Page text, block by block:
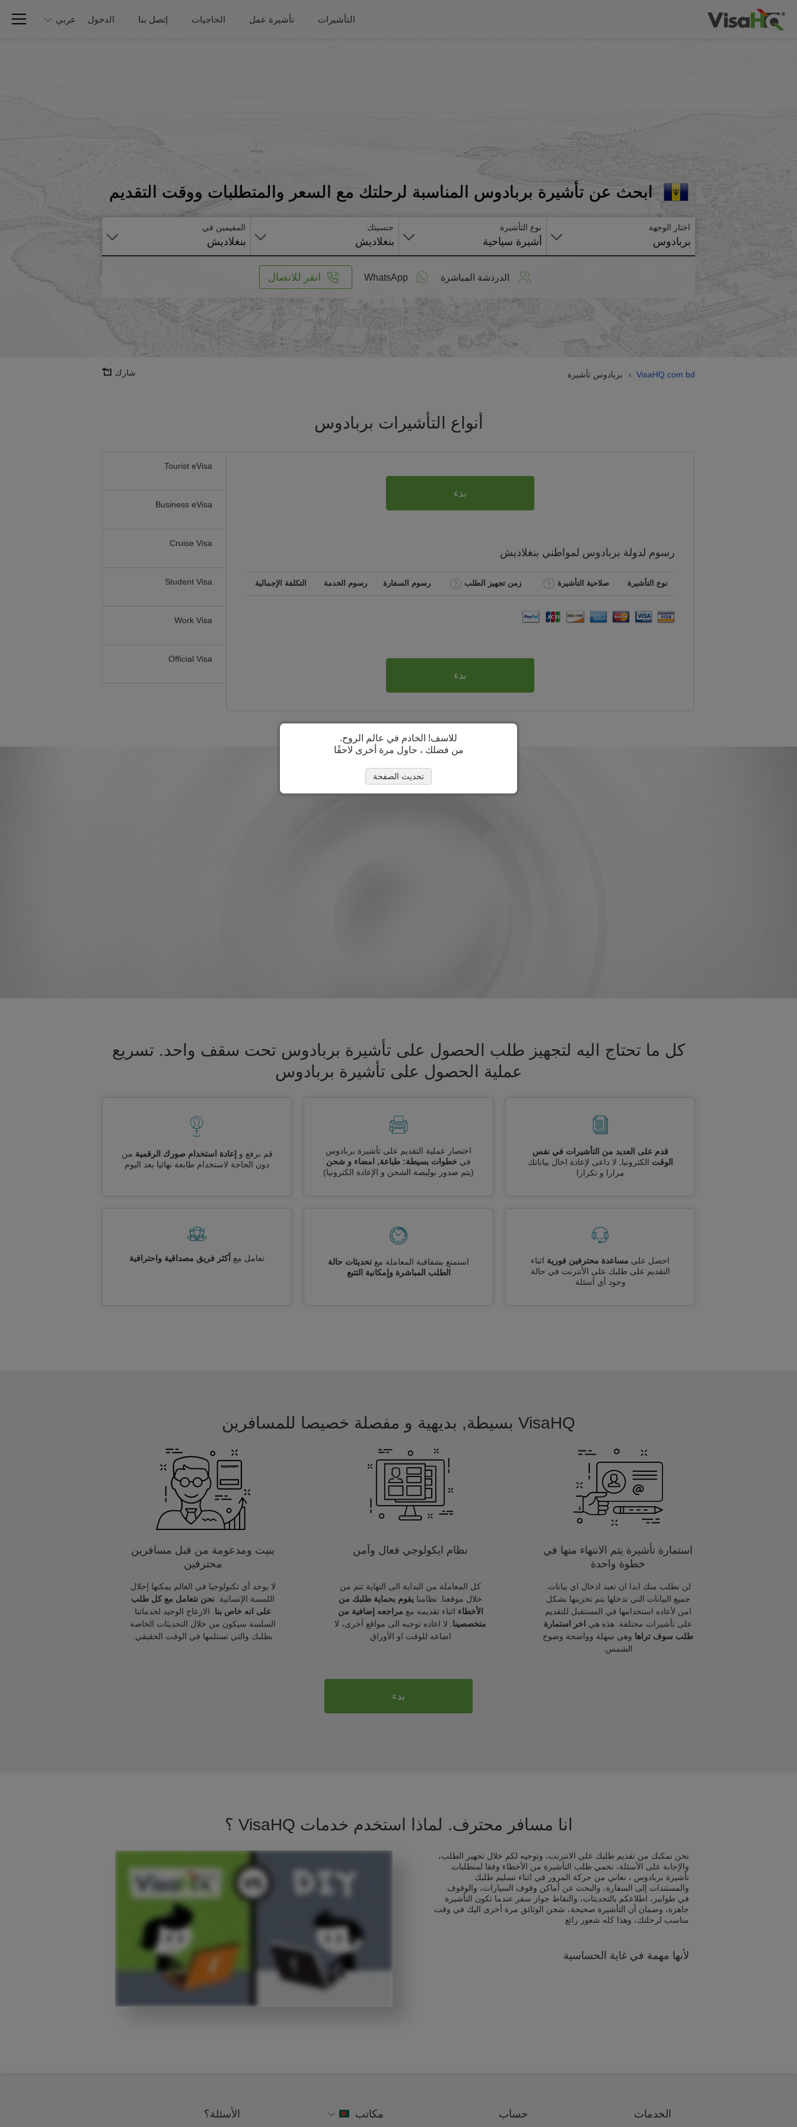
التأشيرات تأشيرة عمل الحاجيات إتصل بنا الدخول عربي
ابحث عن تأشيرة بربادوس المناسبة لرحلتك مع السعر والمتطلبات ووقت التقديم
اختار الوجهة
بربادوس
نوع التأشيرة
أشيرة سياحية
جنسيتك
بنغلاديش
المقيمين في
بنغلاديش
الدردشة المباشرة WhatsApp انقر للاتصال
VisaHQ.com.bd
› بربادوس تأشيرة شارك
أنواع التأشيرات بربادوس
Tourist eVisa
Business eVisa
Cruise Visa
Student Visa
Work Visa
Official Visa
بدء
رسوم لدولة بربادوس لمواطني بنغلاديش
نوع التأشيرة صلاحية التأشيرة زمن تجهيز الطلب رسوم السفارة رسوم الخدمة التكلفة الإجمالية
بدء
كل ما تحتاج اليه لتجهيز طلب الحصول على تأشيرة بربادوس تحت سقف واحد. تسريع
عملية الحصول على تأشيرة بربادوس
قدم على العديد من التأشيرات في نفس
الوقت الكترونيا, لا داعى لإعادة اخال بياناتك
مرارا و تكرارا
اختصار عملية التقديم على تأشيرة بربادوس
في خطوات بسيطة: طباعة, امضاء و شحن
(يتم صدور بوليصة الشحن و الإعادة الكترونيا)
قم برفع و إعادة استخدام صورك الرقمية من
دون الحاجة لاستخدام طابعة نهائيا بعد اليوم
احصل على مساعدة محترفين فورية اثناء
التقديم على طلبك على الأنترنت في حالة
وجود أي أسئلة
استمتع بشفافية المعاملة مع تحديثات حالة
الطلب المباشرة وإمكانية التتبع
تعامل مع أكثر فريق مصداقية واحترافية
VisaHQ بسيطة, بديهية و مفصلة خصيصا للمسافرين
استمارة تأشيرة يتم الانتهاء منها في
خطوة واحدة
لن نطلب منك ابدا ان تعيد ادخال اي بيانات.
جميع البيانات التي تدخلها يتم تخزينها بشكل
امن لأعاده استخدامها في المستقبل للتقديم
على تأشيرات مختلفة. هذه هي
اخر استمارة
طلب سوف تراها وهي سهلة وواضحة وضوح
الشمس.
نظام ايكولوجي فعال وآمن
كل المعاملة من البداية الى النهاية تتم من
خلال موقعنا. نظامنا يقوم بحماية طلبك من
الأخطاء اثناء تقديمه مع مراجعه إضافية من
متخصصينا . لا اعاده توجيه الى مواقع أخرى، لا
اضاعه للوقت او الأوراق
بنيت ومدعومة من قبل مسافرين
محترفين
لا يوجد أي تكنولوجيا في العالم يمكنها إحلال
اللمسة الإنسانية. نحن نتعامل مع كل طلب
على انه خاص بنا . الازعاج الوحيد لخدماتنا
السلسة سيكون من خلال التحديثات الخاصة
بطلبك والتي تستلمها في الوقت الحقيقي.
بدء
انا مسافر محترف. لماذا استخدم خدمات VisaHQ ؟
نحن نمكنك من تقديم طلبك على الانترنت، وتوجيه لكم خلال تجهيز الطلب،
والإجابة على الأسئلة، نحمي طلب التأشيرة من الأخطاء وفقا لمتطلبات
تأشيرة بربادوس ، نعاني من حركة المرور في اثناء تسليم طلبك
والمستندات إلى السفارة، والبحث عن أماكن وقوف السيارات، والوقوف
في طوابير، اطلاعكم بالتحديثات، والتقاط جواز سفر عندما تكون التأشيرة
جاهزة، وضمان أن التأشيرة صحيحة، شحن الوثائق مرة أخرى اليك في وقت
مناسب لرحلتك، وهذا كله شعور رائع
لأنها مهمة في غاية الحساسية
للاسف! الخادم في عالم الروح.
من فضلك ، حاول مرة أخرى لاحقًا
تحديث الصفحة
الخدمات حساب مكاتب الأسئلة؟